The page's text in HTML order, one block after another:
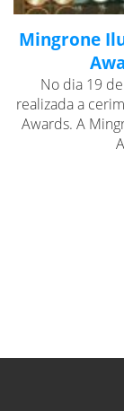
Mingrone
No dia 19
realizada a
Awards. A